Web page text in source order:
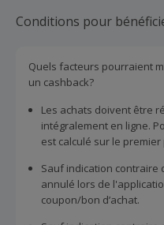
Conditions pour
Quels facteurs pourraient
un cashback?
Les achats doivent être
intégralement en ligne.
est calculé sur le
Sauf indication contraire
annulé lors de
coupon/bon d’achat.